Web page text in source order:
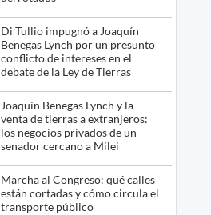
Di Tullio impugnó a Joaquín
Benegas Lynch por un presunto
conflicto de intereses en el
debate de la Ley de Tierras
Joaquín Benegas Lynch y la
venta de tierras a extranjeros:
los negocios privados de un
senador cercano a Milei
Marcha al Congreso: qué calles
están cortadas y cómo circula el
transporte público